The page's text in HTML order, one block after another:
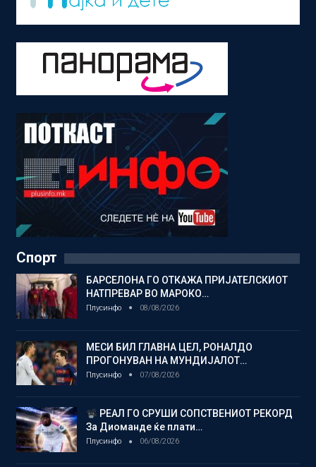
Спорт
БАРСЕЛОНА ГО ОТКАЖА ПРИЈАТЕЛСКИОТ
НАТПРЕВАР ВО МАРОКО…
Плусинфо 08/08/2026
МЕСИ БИЛ ГЛАВНА ЦЕЛ, РОНАЛДО
ПРОГОНУВАН НА МУНДИЈАЛОТ…
Плусинфо 07/08/2026
РЕАЛ ГО СРУШИ СОПСТВЕНИОТ РЕКОРД
За Диоманде ќе плати…
Плусинфо 06/08/2026